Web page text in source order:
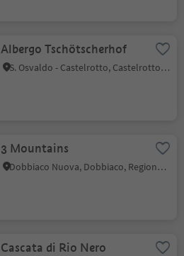
Albergo Tschötscherhof
S. Osvaldo - Castelrotto, Castelrotto, Regione dolomitica Alpe di Siusi
3 Mountains
Dobbiaco Nuova, Dobbiaco, Regione dolomitica 3 Cime
Cascata di Rio Nero